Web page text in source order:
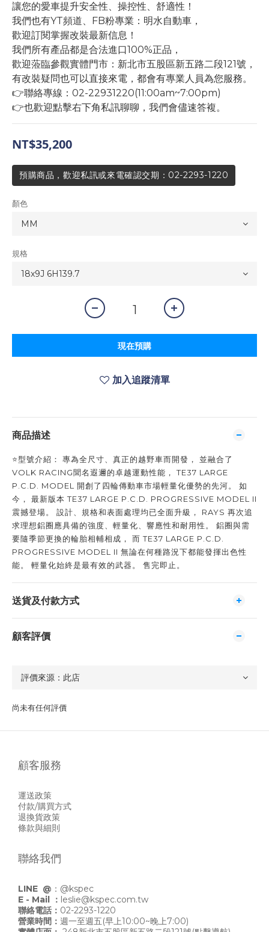
讓您的愛車提升安全性、操控性、舒適性！
我們也有YT頻道、FB粉專業：明水自動車，
歡迎訂閱掌握改裝最新信息！
我們所有產品都是合法進口100%正品，
歡迎蒞臨參觀實體門市：新北市五股區新五路二段121號，
有改裝疑問也可以直接來電，都會有專業人員為您服務。
👉聯絡專線：02-22931220(11:00am~7:00pm)
👉也歡迎點擊右下角私訊聊聊，我們會儘速答複。
NT$35,200
預購商品，歡迎私訊或來電確認交期：02-2293-1220
顏色
規格
現在預購
加入追蹤清單
商品描述
⭐️型號介紹： 專為全尺寸、真正的越野車而開發， 並融合了
VOLK RACING聞名遐邇的卓越運動性能， TE37 LARGE
P.C.D. MODEL 開創了四輪傳動車市場輕量化優勢的先河。 如
今， 最新版本 TE37 LARGE P.C.D. PROGRESSIVE MODEL II
震撼登場。 設計、規格和表面處理均已全面升級， RAYS 再次追
求理想鋁圈應具備的強度、輕量化、響應性和耐用性。 鋁圈與需
要隨季節更換的輪胎相輔相成， 而 TE37 LARGE P.C.D.
PROGRESSIVE MODEL II 無論在何種路況下都能發揮出色性
能。 輕量化始終是最有效的武器。 售完即止。
送貨及付款方式
顧客評價
尚未有任何評價
顧客服務
運送政策
付款/購買方式
退換貨政策
條款與細則
聯絡我們
LINE @ ： @kspec
E - Mail ： leslie@kspec.com.tw
聯絡電話： 02-2293-1220
營業時間： 週一至週五(早上10:00~晚上7:00)